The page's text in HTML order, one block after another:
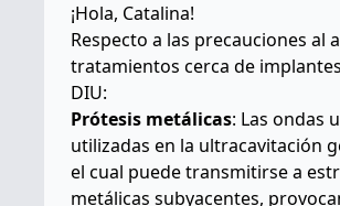
¡Hola, Catalina!
Respecto a las precauciones al
tratamientos cerca de
DIU:
Prótesis metálicas: Las ondas
utilizadas en la ultracavitación
el cual puede transmitirse a
metálicas subyacentes,